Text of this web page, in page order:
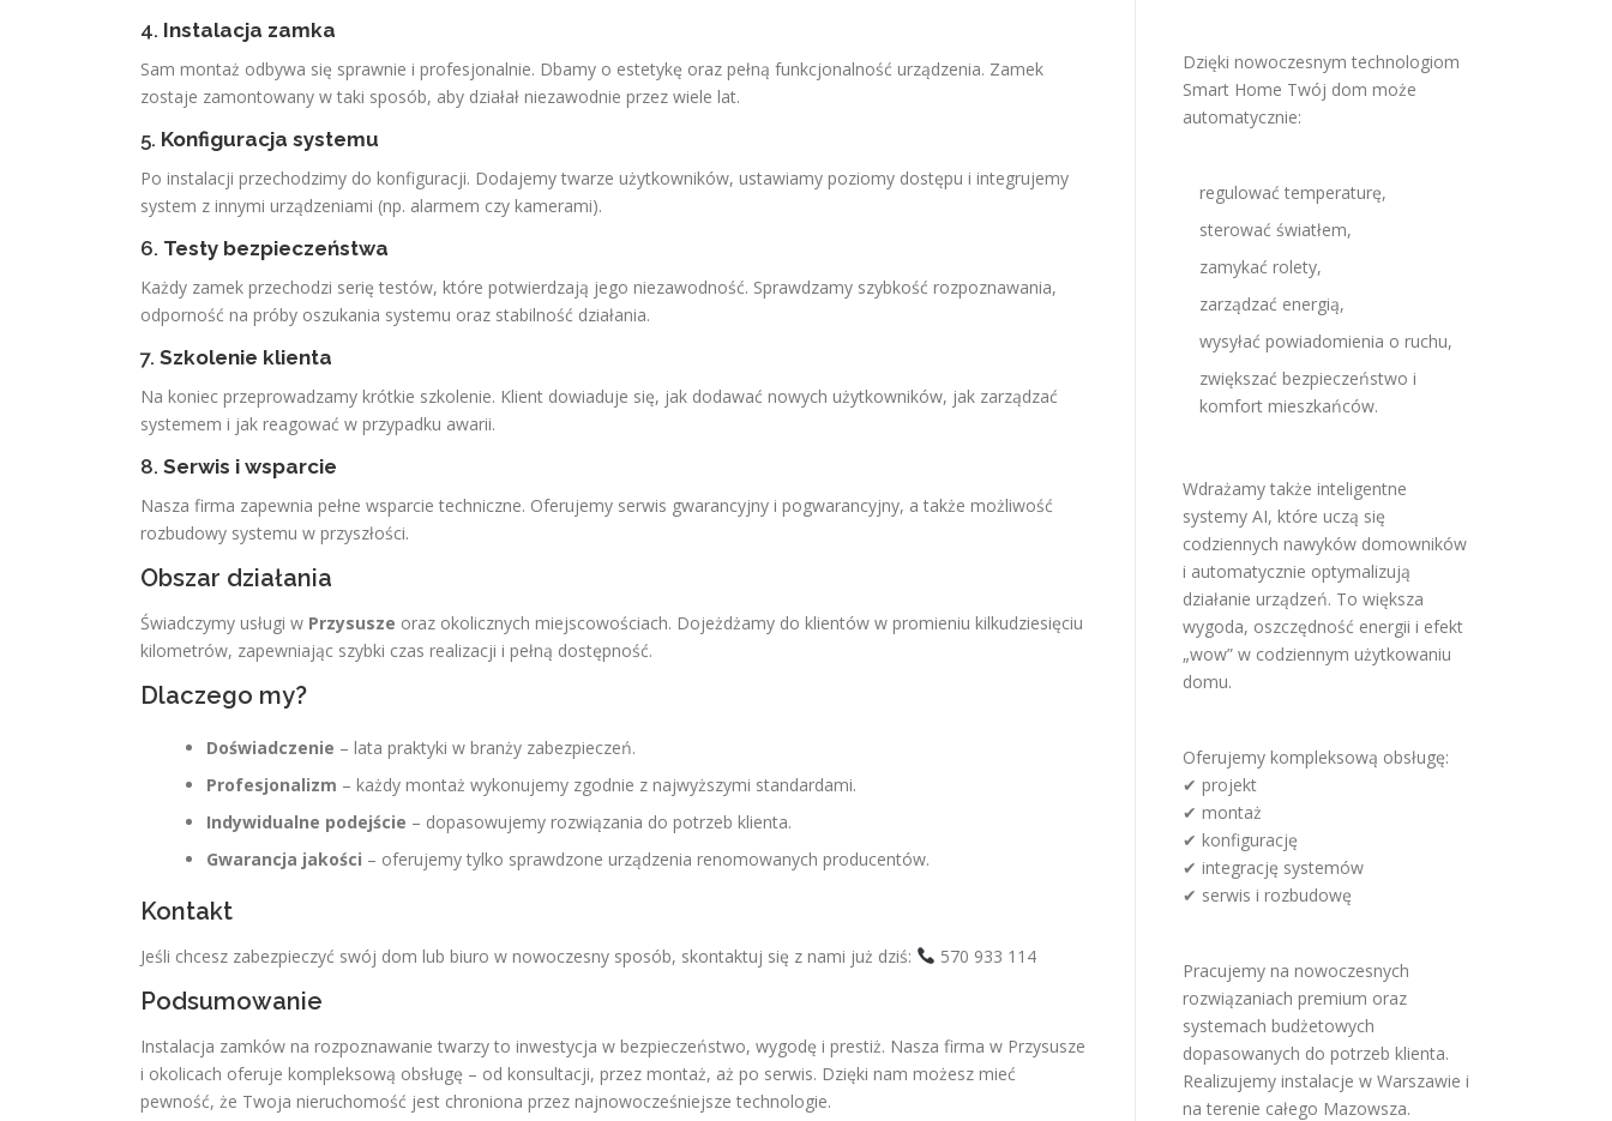
4. Instalacja zamka
Sam montaż odbywa się sprawnie i profesjonalnie. Dbamy o estetykę oraz pełną funkcjonalność urządzenia. Zamek
zostaje zamontowany w taki sposób, aby działał niezawodnie przez wiele lat.
5. Konfiguracja systemu
Po instalacji przechodzimy do konfiguracji. Dodajemy twarze użytkowników, ustawiamy poziomy dostępu i integrujemy
system z innymi urządzeniami (np. alarmem czy kamerami).
6. Testy bezpieczeństwa
Każdy zamek przechodzi serię testów, które potwierdzają jego niezawodność. Sprawdzamy szybkość rozpoznawania,
odporność na próby oszukania systemu oraz stabilność działania.
7. Szkolenie klienta
Na koniec przeprowadzamy krótkie szkolenie. Klient dowiaduje się, jak dodawać nowych użytkowników, jak zarządzać
systemem i jak reagować w przypadku awarii.
8. Serwis i wsparcie
Nasza firma zapewnia pełne wsparcie techniczne. Oferujemy serwis gwarancyjny i pogwarancyjny, a także możliwość
rozbudowy systemu w przyszłości.
Obszar działania
Świadczymy usługi w Przysusze oraz okolicznych miejscowościach. Dojeżdżamy do klientów w promieniu kilkudziesięciu
kilometrów, zapewniając szybki czas realizacji i pełną dostępność.
Dlaczego my?
Doświadczenie – lata praktyki w branży zabezpieczeń.
Profesjonalizm – każdy montaż wykonujemy zgodnie z najwyższymi standardami.
Indywidualne podejście – dopasowujemy rozwiązania do potrzeb klienta.
Gwarancja jakości – oferujemy tylko sprawdzone urządzenia renomowanych producentów.
Kontakt
Jeśli chcesz zabezpieczyć swój dom lub biuro w nowoczesny sposób, skontaktuj się z nami już dziś: 570 933 114
Podsumowanie
Instalacja zamków na rozpoznawanie twarzy to inwestycja w bezpieczeństwo, wygodę i prestiż. Nasza firma w Przysusze
i okolicach oferuje kompleksową obsługę – od konsultacji, przez montaż, aż po serwis. Dzięki nam możesz mieć
pewność, że Twoja nieruchomość jest chroniona przez najnowocześniejsze technologie.
Dzięki nowoczesnym technologiom
Smart Home Twój dom może
automatycznie:
regulować temperaturę,
sterować światłem,
zamykać rolety,
zarządzać energią,
wysyłać powiadomienia o ruchu,
zwiększać bezpieczeństwo i
komfort mieszkańców.
Wdrażamy także inteligentne
systemy AI, które uczą się
codziennych nawyków domowników
i automatycznie optymalizują
działanie urządzeń. To większa
wygoda, oszczędność energii i efekt
„wow” w codziennym użytkowaniu
domu.
Oferujemy kompleksową obsługę:
✔ projekt
✔ montaż
✔ konfigurację
✔ integrację systemów
✔ serwis i rozbudowę
Pracujemy na nowoczesnych
rozwiązaniach premium oraz
systemach budżetowych
dopasowanych do potrzeb klienta.
Realizujemy instalacje w Warszawie i
na terenie całego Mazowsza.